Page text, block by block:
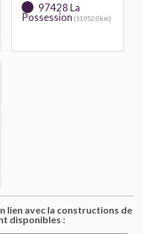
97428 La
Possession (11952.0 km)
lien avec la constructions de
disponibles :